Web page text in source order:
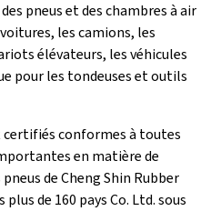
pneus et des chambres à air
les camions, les
élévateurs, les véhicules
pour les tondeuses et outils
certifiés conformes à toutes
en matière de
de Cheng Shin Rubber
de 160 pays Co. Ltd. sous